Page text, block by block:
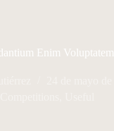
Enim Voluptatem